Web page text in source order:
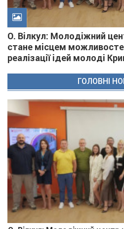
О. Вілкул: Молодіжний
стане місцем
реалізації ідей молоді
ГОЛОВНІ